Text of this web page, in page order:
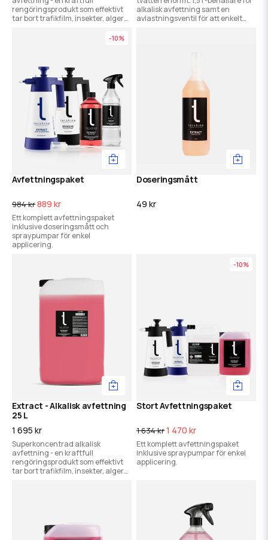
rengöringsprodukt som effektivt
tar bort trafikfilm, insekter, alger
Löser all form av organisk smuts!
alkalisk avfettning samt en
avlastningsventil för att enkelt
Avfettningspaket
984 kr889 kr
Ett komplett avfettningspaket
inklusive doseringsmått och
spraypumpar för enkel
applicering.
-10%
Doseringsmått
49 kr
Extract - Alkalisk avfettning
25 L
1 695 kr
Superkoncentrad alkalisk
avfettning - en kraftfull
rengöringsprodukt som effektivt
tar bort trafikfilm, insekter, alger
Stort Avfettningspaket
1 634 kr1 470 kr
Ett komplett avfettningspaket
inklusive spraypumpar för enkel
applicering.
-10%